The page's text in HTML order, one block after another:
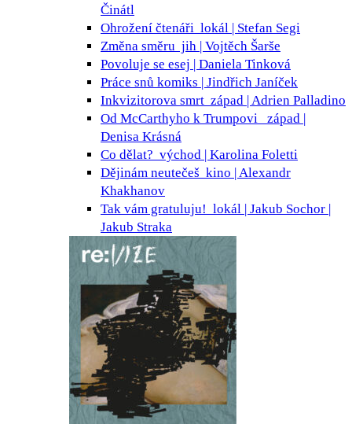
Činátl
Ohrožení čtenáři lokál | Stefan Segi
Změna směru jih | Vojtěch Šarše
Povoluje se esej | Daniela Tinková
Práce snů komiks | Jindřich Janíček
Inkvizitorova smrt západ | Adrien Palladino
Od McCarthyho k Trumpovi
západ |
Denisa Krásná
Co dělat? východ | Karolina Foletti
Dějinám neutečeš kino | Alexandr
Khakhanov
Tak vám gratuluju! lokál | Jakub Sochor |
Jakub Straka